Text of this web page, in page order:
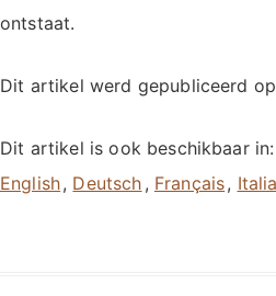
ontstaat.
Dit artikel werd gepubliceerd op
Dit artikel is ook beschikbaar in:
,
, ,